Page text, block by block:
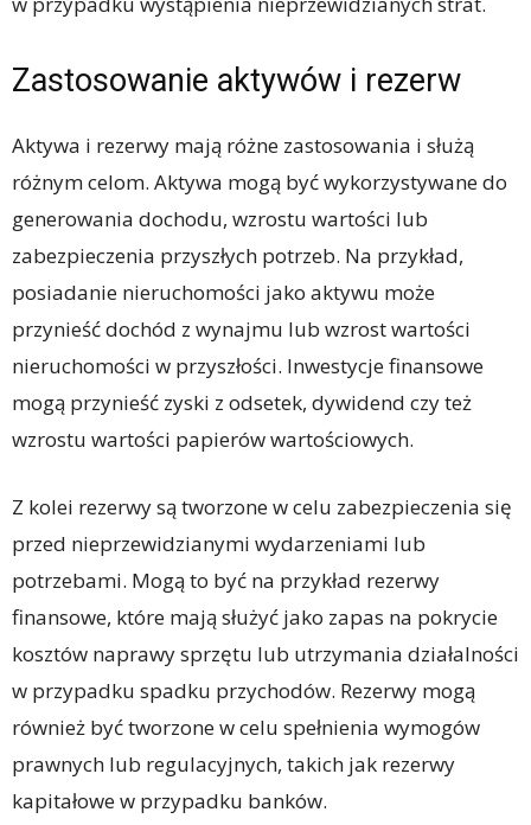
Zastosowanie aktywów i rezerw
Aktywa i rezerwy mają różne zastosowania i służą
różnym celom. Aktywa mogą być wykorzystywane do
generowania dochodu, wzrostu wartości lub
zabezpieczenia przyszłych potrzeb. Na przykład,
posiadanie nieruchomości jako aktywu może
przynieść dochód z wynajmu lub wzrost wartości
nieruchomości w przyszłości. Inwestycje finansowe
mogą przynieść zyski z odsetek, dywidend czy też
wzrostu wartości papierów wartościowych.
Z kolei rezerwy są tworzone w celu zabezpieczenia się
przed nieprzewidzianymi wydarzeniami lub
potrzebami. Mogą to być na przykład rezerwy
finansowe, które mają służyć jako zapas na pokrycie
kosztów naprawy sprzętu lub utrzymania działalności
w przypadku spadku przychodów. Rezerwy mogą
również być tworzone w celu spełnienia wymogów
prawnych lub regulacyjnych, takich jak rezerwy
kapitałowe w przypadku banków.